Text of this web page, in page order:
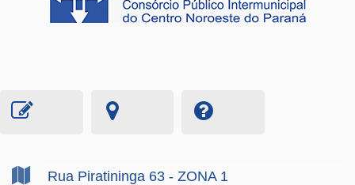
Rua Piratininga 63 - ZONA 1